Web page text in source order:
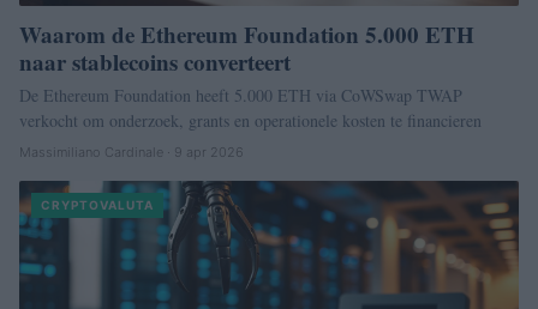
Waarom de Ethereum Foundation 5.000 ETH
naar stablecoins converteert
De Ethereum Foundation heeft 5.000 ETH via CoWSwap TWAP
verkocht om onderzoek, grants en operationele kosten te financieren
Massimiliano Cardinale · 9 apr 2026
CRYPTOVALUTA